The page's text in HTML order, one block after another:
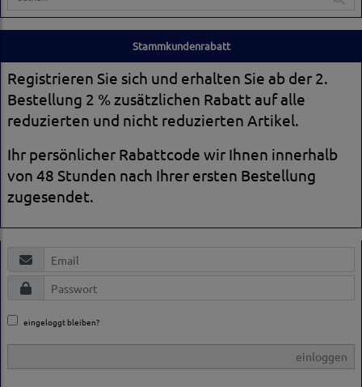
Stammkundenrabatt
Registrieren Sie sich und erhalten Sie ab der 2.
Bestellung 2 % zusätzlichen Rabatt auf alle
reduzierten und nicht reduzierten Artikel.
Ihr persönlicher Rabattcode wir Ihnen innerhalb
von 48 Stunden nach Ihrer ersten Bestellung
zugesendet.
eingeloggt bleiben?
einloggen